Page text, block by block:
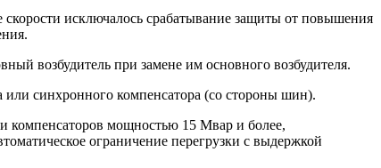
исключалось срабатывание защиты от повышения
возбудитель при замене им основного возбудителя.
или синхронного компенсатора (со стороны шин).
компенсаторов мощностью 15 Мвар и более,
ограничение перегрузки с выдержкой